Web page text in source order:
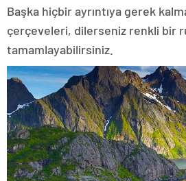
Başka hiçbir ayrıntıya gerek
çerçeveleri, dilerseniz renkli bir
tamamlayabilirsiniz.